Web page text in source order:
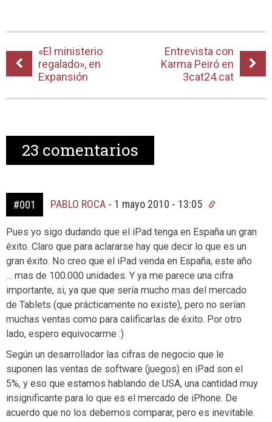
«El ministerio
regalado», en
Expansión
Entrevista con
Karma Peiró en
3cat24.cat
23 comentarios
#001 PABLO ROCA - 1 mayo 2010 - 13:05
Pues yo sigo dudando que el iPad tenga en España un gran
éxito. Claro que para aclararse hay que decir lo que es un
gran éxito. No creo que el iPad venda en España, este año
… mas de 100.000 unidades. Y ya me parece una cifra
importante, si, ya que que sería mucho mas del mercado
de Tablets (que prácticamente no existe), pero no serían
muchas ventas como para calificarlas de éxito. Por otro
lado, espero equivocarme :)
Según un desarrollador las cifras de negocio que le
suponen las ventas de software (juegos) en iPad son el
5%, y eso que estamos hablando de USA, una cantidad muy
insignificante para lo que es el mercado de iPhone. De
acuerdo que no los debemos comparar, pero es inevitable.